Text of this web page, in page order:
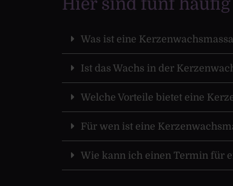
Hier sind fünf häufig
Was ist eine
Ist das Wachs in der
Welche Vorteile bietet eine
Für wen ist eine
Wie kann ich einen Termin für